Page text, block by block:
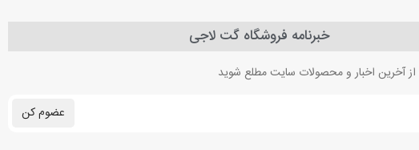
خبرنامه فروشگاه گت لاجی
از آخرین اخبار و محصولات سایت مطلع شوید
عضوم کن